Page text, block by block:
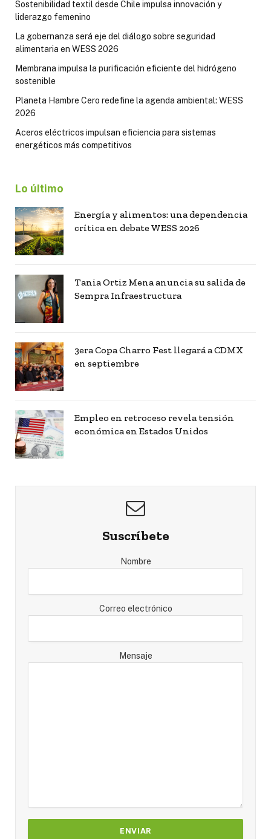
Sostenibilidad textil desde Chile impulsa innovación y
liderazgo femenino
La gobernanza será eje del diálogo sobre seguridad
alimentaria en WESS 2026
Membrana impulsa la purificación eficiente del hidrógeno
sostenible
Planeta Hambre Cero redefine la agenda ambiental: WESS
2026
Aceros eléctricos impulsan eficiencia para sistemas
energéticos más competitivos
Lo último
Energía y alimentos: una dependencia
crítica en debate WESS 2026
Tania Ortiz Mena anuncia su salida de
Sempra Infraestructura
3era Copa Charro Fest llegará a CDMX
en septiembre
Empleo en retroceso revela tensión
económica en Estados Unidos
Suscríbete
Nombre
Correo electrónico
Mensaje